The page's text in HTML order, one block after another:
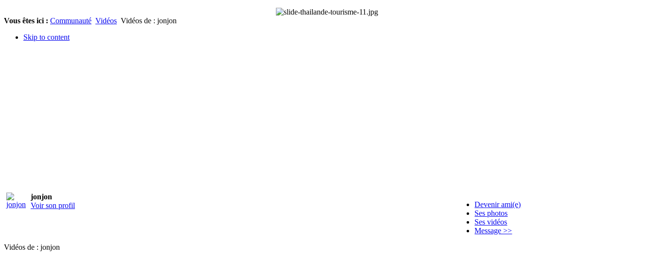
Vous êtes ici : Communauté Vidéos Vidéos de : jonjon
Skip to content
jonjon
Voir son profil
Devenir ami(e)
Ses photos
Ses vidéos
Message >>
Vidéos de : jonjon